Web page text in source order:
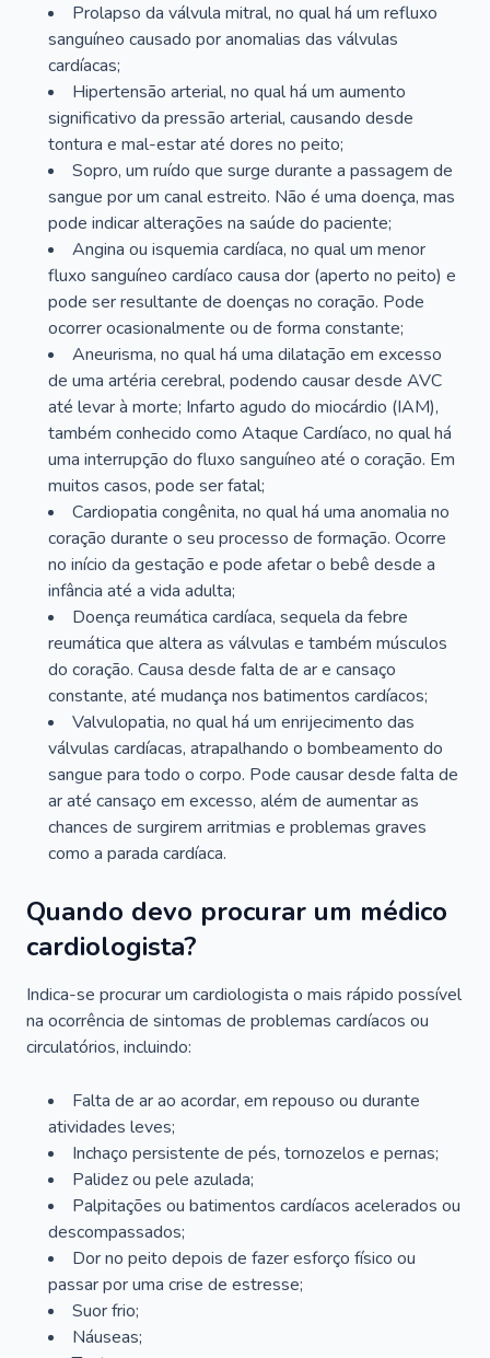
Prolapso da válvula mitral, no qual há um refluxo
sanguíneo causado por anomalias das válvulas
cardíacas;
Hipertensão arterial, no qual há um aumento
significativo da pressão arterial, causando desde
tontura e mal-estar até dores no peito;
Sopro, um ruído que surge durante a passagem de
sangue por um canal estreito. Não é uma doença, mas
pode indicar alterações na saúde do paciente;
Angina ou isquemia cardíaca, no qual um menor
fluxo sanguíneo cardíaco causa dor (aperto no peito) e
pode ser resultante de doenças no coração. Pode
ocorrer ocasionalmente ou de forma constante;
Aneurisma, no qual há uma dilatação em excesso
de uma artéria cerebral, podendo causar desde AVC
até levar à morte; Infarto agudo do miocárdio (IAM),
também conhecido como Ataque Cardíaco, no qual há
uma interrupção do fluxo sanguíneo até o coração. Em
muitos casos, pode ser fatal;
Cardiopatia congênita, no qual há uma anomalia no
coração durante o seu processo de formação. Ocorre
no início da gestação e pode afetar o bebê desde a
infância até a vida adulta;
Doença reumática cardíaca, sequela da febre
reumática que altera as válvulas e também músculos
do coração. Causa desde falta de ar e cansaço
constante, até mudança nos batimentos cardíacos;
Valvulopatia, no qual há um enrijecimento das
válvulas cardíacas, atrapalhando o bombeamento do
sangue para todo o corpo. Pode causar desde falta de
ar até cansaço em excesso, além de aumentar as
chances de surgirem arritmias e problemas graves
como a parada cardíaca.
Quando devo procurar um médico
cardiologista?
Indica-se procurar um cardiologista o mais rápido possível
na ocorrência de sintomas de problemas cardíacos ou
circulatórios, incluindo:
Falta de ar ao acordar, em repouso ou durante
atividades leves;
Inchaço persistente de pés, tornozelos e pernas;
Palidez ou pele azulada;
Palpitações ou batimentos cardíacos acelerados ou
descompassados;
Dor no peito depois de fazer esforço físico ou
passar por uma crise de estresse;
Suor frio;
Náuseas;